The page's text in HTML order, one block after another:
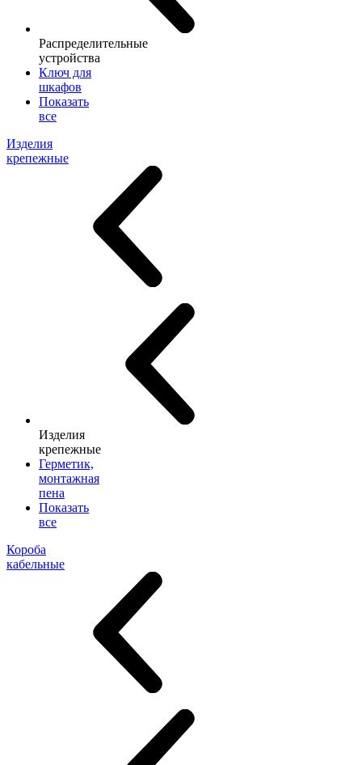
Распределительные
устройства
Ключ для
шкафов
Показать
все
Изделия
крепежные
Изделия
крепежные
Герметик,
монтажная
пена
Показать
все
Короба
кабельные